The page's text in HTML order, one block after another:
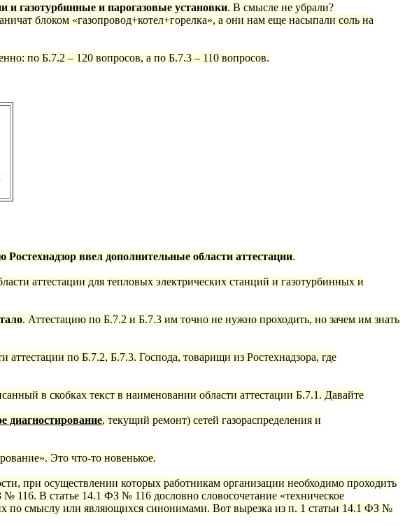
и газотурбинные и парогазовые установки. В смысле не убрали?
блоком «газопровод+котел+горелка», а они нам еще насыпали соль на
по Б.7.2 – 120 вопросов, а по Б.7.3 – 110 вопросов.
Ростехнадзор ввел дополнительные области аттестации.
аттестации для тепловых электрических станций и газотурбинных и
. Аттестацию по Б.7.2 и Б.7.3 им точно не нужно проходить, но зачем им знать
аттестации по Б.7.2, Б.7.3. Господа, товарищи из Ростехнадзора, где
в скобках текст в наименовании области аттестации Б.7.1. Давайте
диагностирование, текущий ремонт) сетей газораспределения и
Это что-то новенькое.
при осуществлении которых работникам организации необходимо проходить
116. В статье 14.1 ФЗ № 116 дословно словосочетание «техническое
по смыслу или являющихся синонимами. Вот вырезка из п. 1 статьи 14.1 ФЗ №